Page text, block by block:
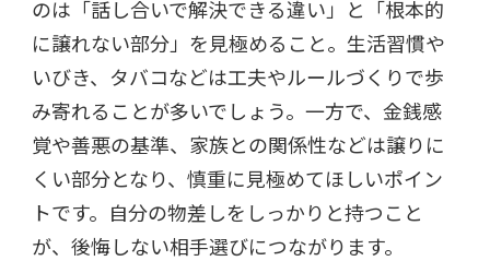
のは「話し合いで解決できる違い」と「根本的
に譲れない部分」を見極めること。生活習慣や
いびき、タバコなどは工夫やルールづくりで歩
み寄れることが多いでしょう。一方で、金銭感
覚や善悪の基準、家族との関係性などは譲りに
くい部分となり、慎重に見極めてほしいポイン
トです。自分の物差しをしっかりと持つこと
が、後悔しない相手選びにつながります。